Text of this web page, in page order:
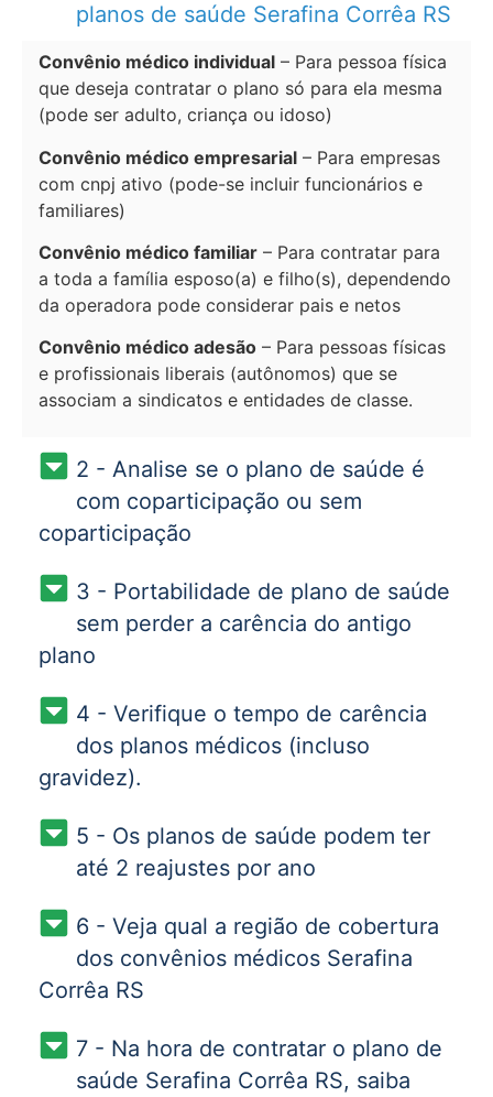
planos de saúde Serafina Corrêa RS
Convênio médico individual – Para pessoa física
que deseja contratar o plano só para ela mesma
(pode ser adulto, criança ou idoso)
Convênio médico empresarial – Para empresas
com cnpj ativo (pode-se incluir funcionários e
familiares)
Convênio médico familiar – Para contratar para
a toda a família esposo(a) e filho(s), dependendo
da operadora pode considerar pais e netos
Convênio médico adesão – Para pessoas físicas
e profissionais liberais (autônomos) que se
associam a sindicatos e entidades de classe.
2 - Analise se o plano de saúde é
com coparticipação ou sem
coparticipação
3 - Portabilidade de plano de saúde
sem perder a carência do antigo
plano
4 - Verifique o tempo de carência
dos planos médicos (incluso
gravidez).
5 - Os planos de saúde podem ter
até 2 reajustes por ano
6 - Veja qual a região de cobertura
dos convênios médicos Serafina
Corrêa RS
7 - Na hora de contratar o plano de
saúde Serafina Corrêa RS, saiba